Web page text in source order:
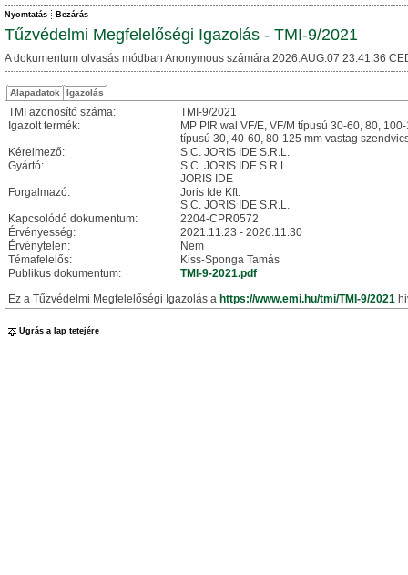
Nyomtatás Bezárás
Tűzvédelmi Megfelelőségi Igazolás - TMI-9/2021
A dokumentum olvasás módban Anonymous számára 2026.AUG.07 23:41:36
Alapadatok Igazolás
TMI azonosító száma:
TMI-9/2021
Igazolt termék:
MP PIR wal VF/E, VF/M típusú 30-60, 80,
típusú 30, 40-60, 80-125 mm vastag
Kérelmező:
S.C. JORIS IDE S.R.L.
Gyártó:
S.C. JORIS IDE S.R.L.
JORIS IDE
Forgalmazó:
Joris Ide Kft.
S.C. JORIS IDE S.R.L.
Kapcsolódó dokumentum:
2204-CPR0572
Érvényesség:
2021.11.23 - 2026.11.30
Érvénytelen:
Nem
Témafelelős:
Kiss-Sponga Tamás
Publikus dokumentum:
TMI-9-2021.pdf
Ez a Tűzvédelmi Megfelelőségi Igazolás a https://www.emi.hu/tmi/TMI-9/2021
Ugrás a lap tetejére